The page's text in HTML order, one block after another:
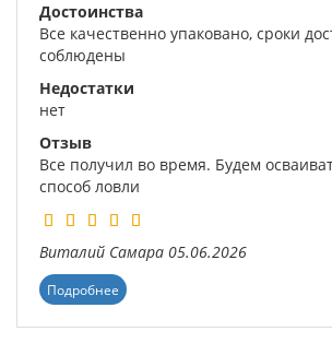
Достоинства
Все качественно упаковано, сроки
соблюдены
Недостатки
нет
Отзыв
Все получил во время. Будем
способ ловли
Виталий Самара 05.06.2026
Подробнее